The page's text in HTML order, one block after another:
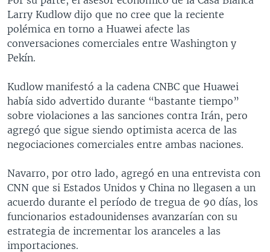
Larry Kudlow dijo que no cree que la reciente
polémica en torno a Huawei afecte las
conversaciones comerciales entre Washington y
Pekín.
Kudlow manifestó a la cadena CNBC que Huawei
había sido advertido durante “bastante tiempo”
sobre violaciones a las sanciones contra Irán, pero
agregó que sigue siendo optimista acerca de las
negociaciones comerciales entre ambas naciones.
Navarro, por otro lado, agregó en una entrevista con
CNN que si Estados Unidos y China no llegasen a un
acuerdo durante el período de tregua de 90 días, los
funcionarios estadounidenses avanzarían con su
estrategia de incrementar los aranceles a las
importaciones.